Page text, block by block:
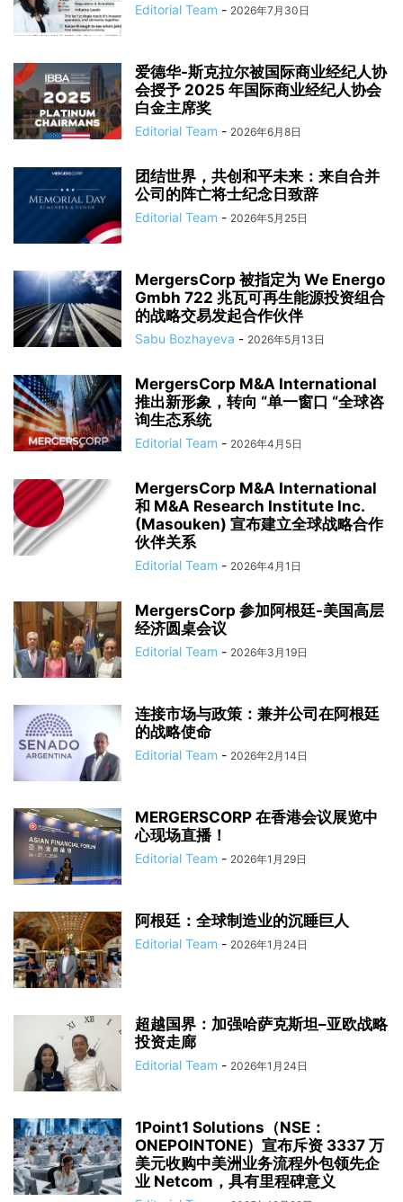
Editorial Team - 2026年7月30日
爱德华-斯克拉尔被国际商业经纪人协
会授予 2025 年国际商业经纪人协会
白金主席奖
Editorial Team - 2026年6月8日
团结世界，共创和平未来：来自合并
公司的阵亡将士纪念日致辞
Editorial Team - 2026年5月25日
MergersCorp 被指定为 We Energo
Gmbh 722 兆瓦可再生能源投资组合
的战略交易发起合作伙伴
Sabu Bozhayeva - 2026年5月13日
MergersCorp M&A International
推出新形象，转向 “单一窗口 “全球咨
询生态系统
Editorial Team - 2026年4月5日
MergersCorp M&A International
和 M&A Research Institute Inc.
(Masouken) 宣布建立全球战略合作
伙伴关系
Editorial Team - 2026年4月1日
MergersCorp 参加阿根廷-美国高层
经济圆桌会议
Editorial Team - 2026年3月19日
连接市场与政策：兼并公司在阿根廷
的战略使命
Editorial Team - 2026年2月14日
MERGERSCORP 在香港会议展览中
心现场直播！
Editorial Team - 2026年1月29日
阿根廷：全球制造业的沉睡巨人
Editorial Team - 2026年1月24日
超越国界：加强哈萨克斯坦–亚欧战略
投资走廊
Editorial Team - 2026年1月24日
1Point1 Solutions（NSE：
ONEPOINTONE）宣布斥资 3337 万
美元收购中美洲业务流程外包领先企
业 Netcom，具有里程碑意义